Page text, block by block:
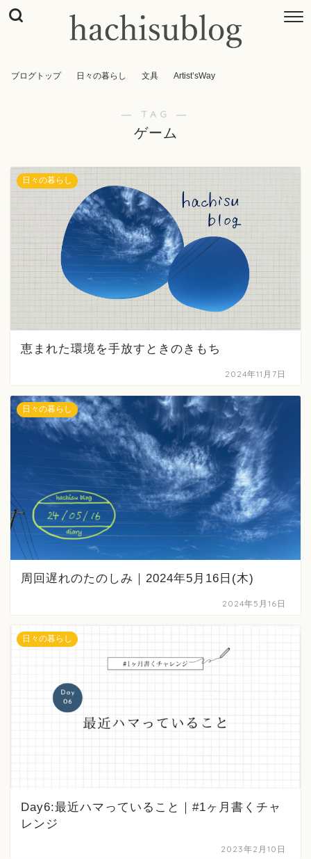
ブログトップ 日々の暮らし 文具 Artist’sWay
― TAG ―
ゲーム
日々の暮らし
恵まれた環境を手放すときのきもち
2024年11月7日
日々の暮らし
周回遅れのたのしみ｜2024年5月16日(木)
2024年5月16日
日々の暮らし
Day6:最近ハマっていること｜#1ヶ月書くチャ
レンジ
2023年2月10日